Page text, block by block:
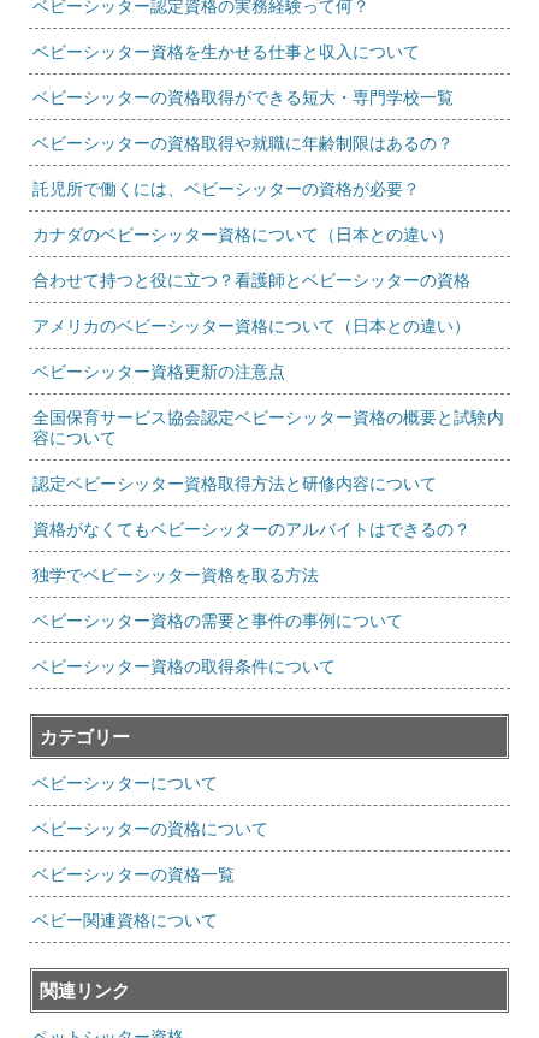
ベビーシッター認定資格の実務経験って何？
ベビーシッター資格を生かせる仕事と収入について
ベビーシッターの資格取得ができる短大・専門学校一覧
ベビーシッターの資格取得や就職に年齢制限はあるの？
託児所で働くには、ベビーシッターの資格が必要？
カナダのベビーシッター資格について（日本との違い）
合わせて持つと役に立つ？看護師とベビーシッターの資格
アメリカのベビーシッター資格について（日本との違い）
ベビーシッター資格更新の注意点
全国保育サービス協会認定ベビーシッター資格の概要と試験内
容について
認定ベビーシッター資格取得方法と研修内容について
資格がなくてもベビーシッターのアルバイトはできるの？
独学でベビーシッター資格を取る方法
ベビーシッター資格の需要と事件の事例について
ベビーシッター資格の取得条件について
カテゴリー
ベビーシッターについて
ベビーシッターの資格について
ベビーシッターの資格一覧
ベビー関連資格について
関連リンク